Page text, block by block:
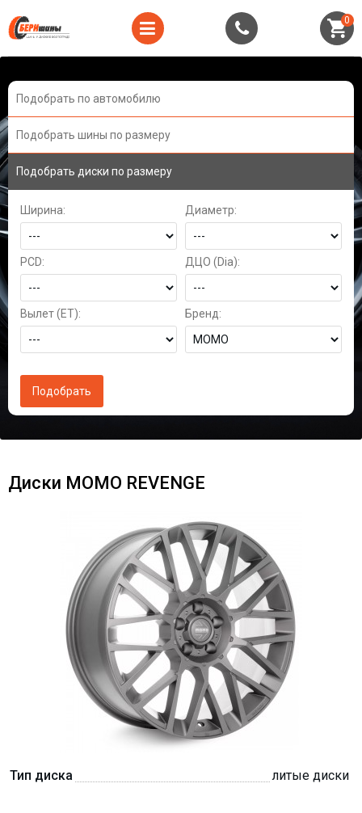
0
Подобрать по автомобилю
Подобрать шины по размеру
Подобрать диски по размеру
Ширина: Диаметр:
PCD: ДЦО (Dia):
Вылет (ET): Бренд:
Диски MOMO REVENGE
Тип диска литые диски